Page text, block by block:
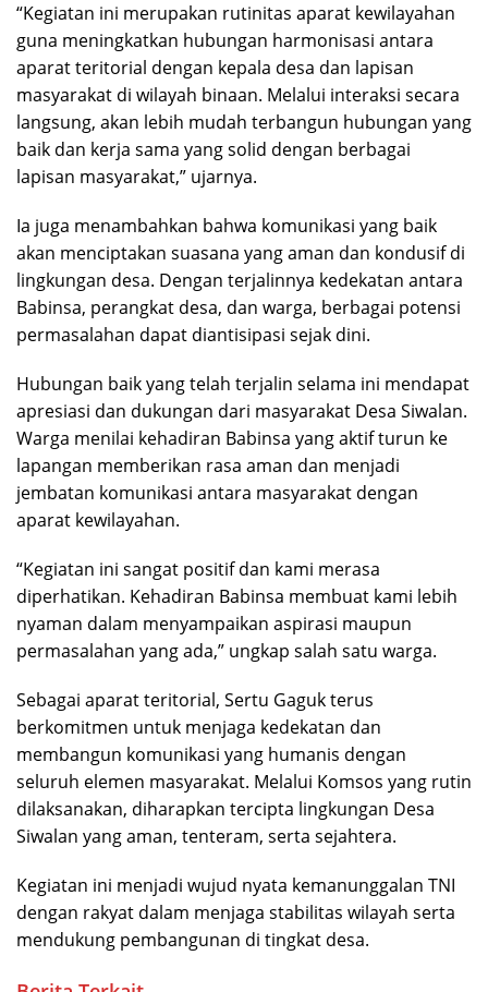
“Kegiatan ini merupakan rutinitas aparat kewilayahan
guna meningkatkan hubungan harmonisasi antara
aparat teritorial dengan kepala desa dan lapisan
masyarakat di wilayah binaan. Melalui interaksi secara
langsung, akan lebih mudah terbangun hubungan yang
baik dan kerja sama yang solid dengan berbagai
lapisan masyarakat,” ujarnya.
Ia juga menambahkan bahwa komunikasi yang baik
akan menciptakan suasana yang aman dan kondusif di
lingkungan desa. Dengan terjalinnya kedekatan antara
Babinsa, perangkat desa, dan warga, berbagai potensi
permasalahan dapat diantisipasi sejak dini.
Hubungan baik yang telah terjalin selama ini mendapat
apresiasi dan dukungan dari masyarakat Desa Siwalan.
Warga menilai kehadiran Babinsa yang aktif turun ke
lapangan memberikan rasa aman dan menjadi
jembatan komunikasi antara masyarakat dengan
aparat kewilayahan.
“Kegiatan ini sangat positif dan kami merasa
diperhatikan. Kehadiran Babinsa membuat kami lebih
nyaman dalam menyampaikan aspirasi maupun
permasalahan yang ada,” ungkap salah satu warga.
Sebagai aparat teritorial, Sertu Gaguk terus
berkomitmen untuk menjaga kedekatan dan
membangun komunikasi yang humanis dengan
seluruh elemen masyarakat. Melalui Komsos yang rutin
dilaksanakan, diharapkan tercipta lingkungan Desa
Siwalan yang aman, tenteram, serta sejahtera.
Kegiatan ini menjadi wujud nyata kemanunggalan TNI
dengan rakyat dalam menjaga stabilitas wilayah serta
mendukung pembangunan di tingkat desa.